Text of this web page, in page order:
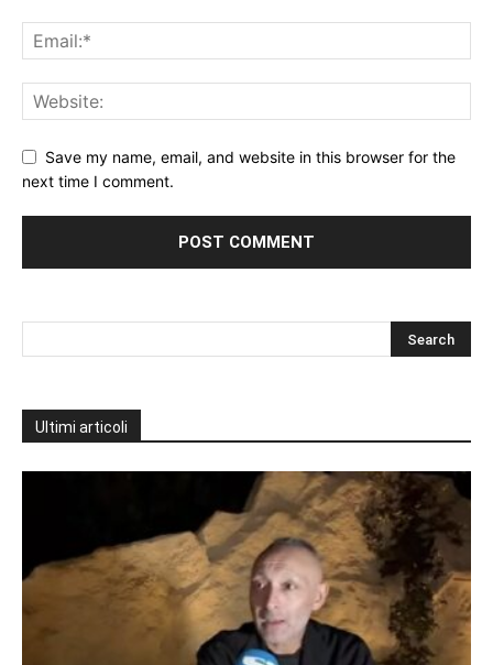
Save my name, email, and website in this browser for the
next time I comment.
Ultimi articoli